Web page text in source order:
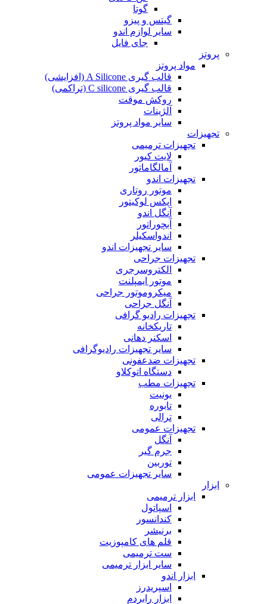
گوتا
گیتس و پیزو
سایر لوازم اندو
جای فایل
پروتز
مواد پروتز
قالب گیری A Silicone (افزایشی)
قالب گیری C silicone (تراکمی)
روکش موقت
آلژینات
سایر مواد پروتز
تجهیزات
تجهیزات ترمیمی
لایت کیور
آمالگاماتور
تجهیزات اندو
موتور روتاری
اپکس لوکیتور
آنگل اندو
آبچوراتور
اندواسکیلر
سایر تجهیزات اندو
تجهیزات جراحی
الکتروسرجری
موتور ایمپلنت
میکروموتور جراحی
آنگل جراحی
تجهیزات رادیو گرافی
تاریکخانه
اسکنر دهانی
سایر تجهیزات رادیوگرافی
تجهیزات ضدعفونی
دستگاه اتوکلاو
تجهیزات مطب
یونیت
تابوره
ترالی
تجهیزات عمومی
آنگل
جرم گیر
توربین
سایر تجهیزات عمومی
ابزار
ابزار ترمیمی
اسپاتول
کندانسور
برنیشر
قلم های کامپوزیت
ست ترمیمی
سایر ابزار ترمیمی
ابزار اندو
اسپریدرز
ابزار رابردم